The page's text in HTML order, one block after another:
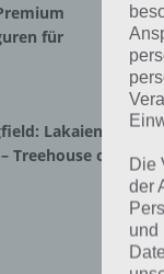
für
Lakaien
Treehouse of
Die
der
und